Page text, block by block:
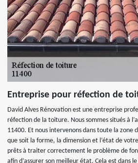
Entreprise pour réfection de
David Alves Rénovation est une entreprise
réfection de la toiture. Nous sommes situés à
11400. Et nous intervenons dans toute la zone
que soit la forme, la dimension et l’état de
prêts à traiter correctement le problème de
afin d’assurer son meilleur état. Cela est dans